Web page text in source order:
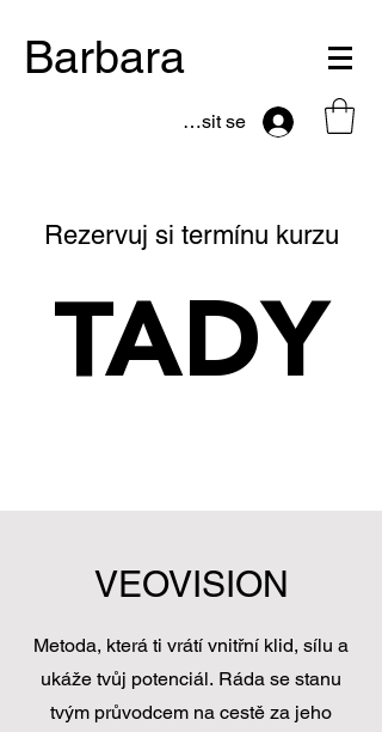
Barbara
Přihlásit se
Rezervuj si termínu kurzu
TADY
VEOVISION
Metoda, která ti vrátí vnitřní klid, sílu a
ukáže tvůj potenciál. Ráda se stanu
tvým průvodcem na cestě za jeho